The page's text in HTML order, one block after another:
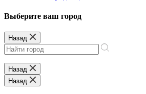
Выберите ваш город
Назад
Назад
Назад